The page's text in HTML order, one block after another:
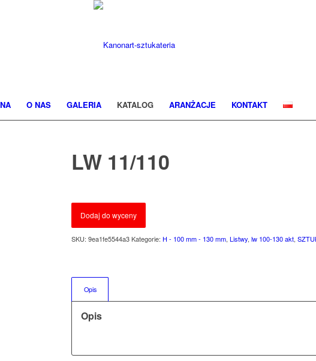
O NAS GALERIA KATALOG ARANŻACJE KONTAKT
LW 11/110
Dodaj do wyceny
SKU:9ea1fe5544a3 Kategorie: H - 100 mm - 130 mm,Listwy,lw 100-130 akt,
Opis
Opis